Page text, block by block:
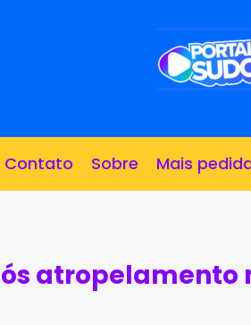
Contato Sobre Mais
atropelamento